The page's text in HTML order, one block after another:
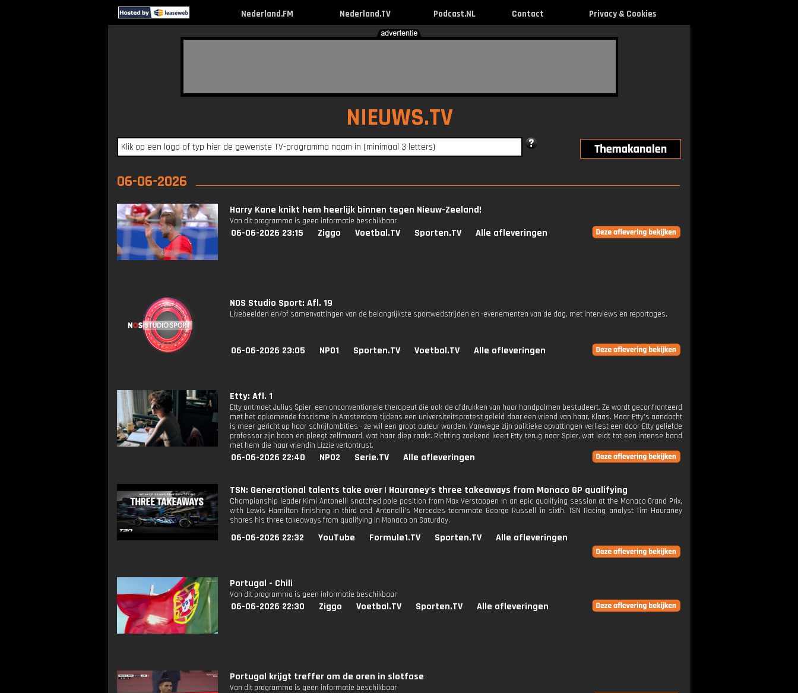
Nederland.FM Nederland.TV Podcast.NL Contact Privacy & Cookies
NIEUWS.TV
06-06-2026
Harry Kane knikt hem heerlijk binnen tegen Nieuw-Zeeland!
Van dit programma is geen informatie beschikbaar
06-06-2026 23:15 Ziggo Voetbal.TV Sporten.TV Alle afleveringen
NOS Studio Sport: Afl. 19
Livebeelden en/of samenvattingen van de belangrijkste sportwedstrijden en -evenementen van de dag, met interviews en reportages.
06-06-2026 23:05 NPO1 Sporten.TV Voetbal.TV Alle afleveringen
Etty: Afl. 1
Etty ontmoet Julius Spier, een onconventionele therapeut die ook de afdrukken van haar handpalmen bestudeert. Ze wordt geconfronteerd
met het opkomende fascisme in Amsterdam tijdens een universiteitsprotest geleid door een vriend van haar, Klaas. Maar Etty's aandacht
is meer gericht op haar schrijfambities - ze wil een groot auteur worden. Vanwege zijn politieke opvattingen verliest een door Etty geliefde
professor zijn baan en pleegt zelfmoord, wat haar diep raakt. Richting zoekend keert Etty terug naar Spier, wat leidt tot een intense band
met hem die haar vriendin Lizzie vertontrust.
06-06-2026 22:40 NPO2 Serie.TV Alle afleveringen
TSN: Generational talents take over | Hauraney's three takeaways from Monaco GP qualifying
Championship leader Kimi Antonelli snatched pole position from Max Verstappen in an epic qualifying session at the Monaco Grand Prix,
with Lewis Hamilton finishing in third and Antonelli's Mercedes teammate George Russell in sixth. TSN Racing analyst Tim Hauraney
shares his three takeaways from qualifying in Monaco on Saturday.
06-06-2026 22:32 YouTube Formule1.TV Sporten.TV Alle afleveringen
Portugal - Chili
Van dit programma is geen informatie beschikbaar
06-06-2026 22:30 Ziggo Voetbal.TV Sporten.TV Alle afleveringen
Portugal krijgt treffer om de oren in slotfase
Van dit programma is geen informatie beschikbaar